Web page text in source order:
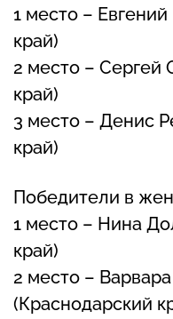
1 место –
край)
2 место – Сергей
край)
3 место – Денис
край)
Победители в
1 место – Нина
край)
2 место –
(Краснодарский